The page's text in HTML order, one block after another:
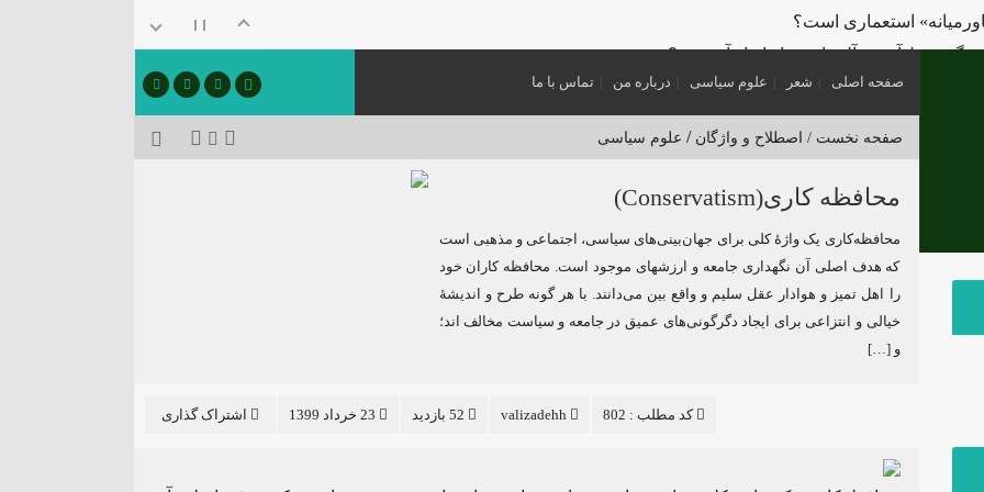
استعماری است؟
و تل‌آویو؛ «آلترناتیو» یا «ابزار آشوب»؟
سیاسی؛ چگونه فاتحان نام کشورهای امروز را نوشتند؟
تا ایالات متحده
در یکصد سال اخیر چه کسی بود؟
«بمباران برای تسلیم» آمریکا در برابر ایران قفل شده است؟
صفحه اصلی شعر علوم سیاسی درباره من تماس با ما
صفحه نخست / اصطلاح و واژگان / علوم سیاسی
محافظه کاری(Conservatism)
محافظه‌کاری یک واژهٔ کلی برای جهان‌بینی‌های سیاسی، اجتماعی و مذهبی است
که هدف اصلی آن نگهداری جامعه و ارزشهای موجود است. محافظه کاران خود
را اهل تمیز و هوادار عقل سلیم و واقع بین می‌دانند. با هر گونه طرح و اندیشهٔ
خیالی و انتزاعی برای ایجاد دگرگونی‌های عمیق در جامعه و سیاست مخالف اند؛
و […]
اشتراک گذاری valizadehh کد مطلب : 802